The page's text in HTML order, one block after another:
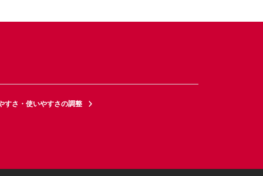
すさ・使いやすさの調整